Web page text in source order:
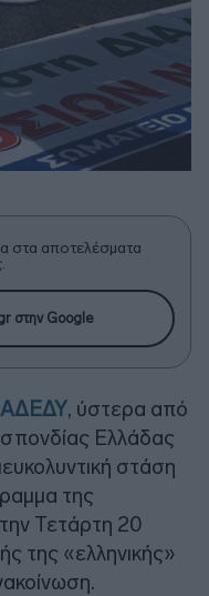
στα αποτελέσματα
στην Google
ΑΔΕΔΥ, ύστερα από
Ελλάδας
στάση
της
Τετάρτη 20
της «ελληνικής»